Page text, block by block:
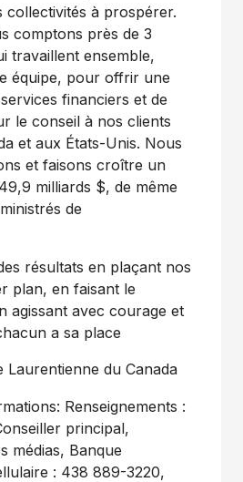
collectivités à prospérer.
comptons près de 3
travaillent ensemble,
équipe, pour offrir une
financiers et de
le conseil à nos clients
et aux États-Unis. Nous
et faisons croître un
milliards $, de même
de
résultats en plaçant nos
plan, en faisant le
agissant avec courage et
a sa place
Laurentienne du Canada
Renseignements :
principal,
médias, Banque
: 438 889-3220,